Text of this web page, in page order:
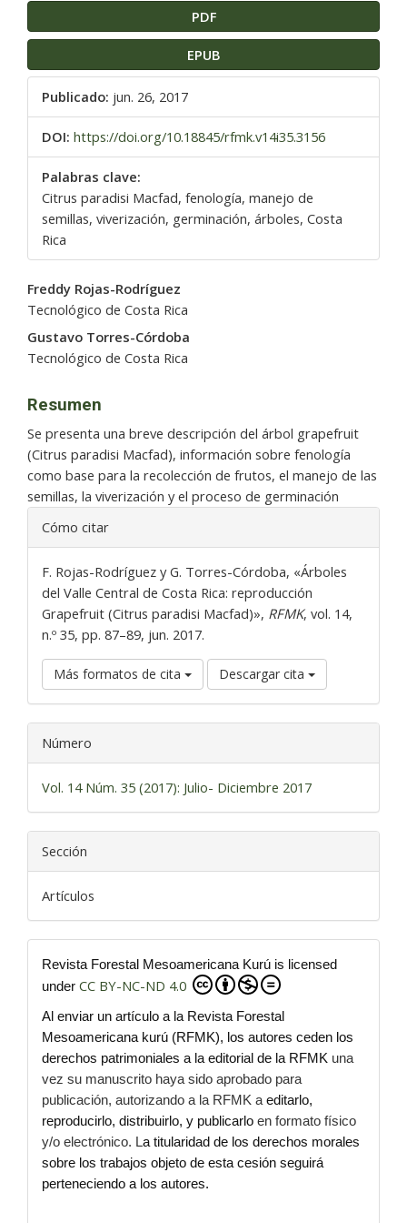
PDF
EPUB
Publicado: jun. 26, 2017
DOI: https://doi.org/10.18845/rfmk.v14i35.3156
Palabras clave:
Citrus paradisi Macfad, fenología, manejo de
semillas, viverización, germinación, árboles, Costa
Rica
Contenido
principal
artículo
Freddy Rojas-Rodríguez
Tecnológico de Costa Rica
Gustavo Torres-Córdoba
Tecnológico de Costa Rica
Resumen
Se presenta una breve descripción del árbol grapefruit
(Citrus paradisi Macfad), información sobre fenología
como base para la recolección de frutos, el manejo de las
semillas, la viverización y el proceso de germinación
Detalles
del
artículo
Cómo citar
F. Rojas-Rodríguez y G. Torres-Córdoba, «Árboles
del Valle Central de Costa Rica: reproducción
Grapefruit (Citrus paradisi Macfad)», RFMK, vol. 14,
n.º 35, pp. 87–89, jun. 2017.
Más formatos de cita Descargar cita
Número
Vol. 14 Núm. 35 (2017): Julio- Diciembre 2017
Sección
Artículos
Revista Forestal Mesoamericana Kurú is licensed
under CC BY-NC-ND 4.0
Al enviar un artículo a la Revista Forestal
Mesoamericana kurú (RFMK), los autores ceden los
derechos patrimoniales a la editorial de la RFMK una
vez su manuscrito haya sido aprobado para
publicación, autorizando a la RFMK a editarlo,
reproducirlo, distribuirlo, y publicarlo en formato físico
y/o electrónico. La titularidad de los derechos morales
sobre los trabajos objeto de esta cesión seguirá
perteneciendo a los autores.